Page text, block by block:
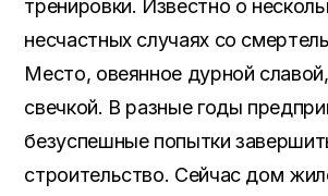
тренировки. Известно о
несчастных случаях со
Место, овеянное дурной
свечкой. В разные годы
безуспешные попытки
строительство. Сейчас дом